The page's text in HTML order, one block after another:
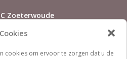
Cookies
cookies om ervoor te zorgen dat u de
Zoeterwoude